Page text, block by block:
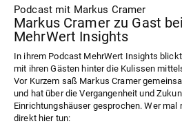
Podcast mit Markus Cramer
Markus Cramer zu Gast bei
MehrWert Insights
In ihrem Podcast MehrWert Insights
mit ihren Gästen hinter die Kulissen
Vor Kurzem saß Markus Cramer
und hat über die Vergangenheit und
Einrichtungshäuser gesprochen. Wer mal
direkt hier tun: